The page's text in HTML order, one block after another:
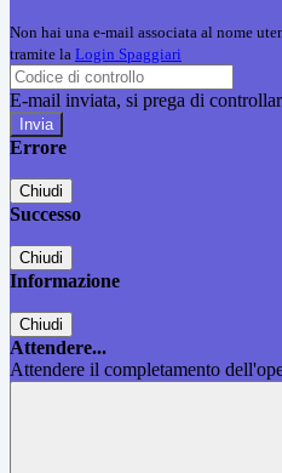
Non hai una e-mail associata al nome
tramite la Login Spaggiari
E-mail inviata, si prega di
Errore
Chiudi
Successo
Chiudi
Informazione
Chiudi
Attendere...
Attendere il completamento